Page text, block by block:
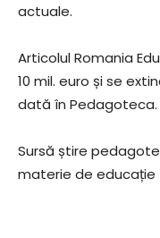
actuale.
Articolul Romania
10 mil. euro și se
dată în Pedagoteca.
Sursă știre
materie de educație